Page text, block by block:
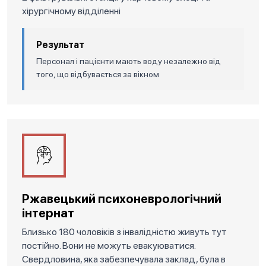
хірургічному відділенні
Результат
Персонал і пацієнти мають воду незалежно від
того, що відбувається за вікном
Ржавецький психоневрологічний
інтернат
Близько 180 чоловіків з інвалідністю живуть тут
постійно. Вони не можуть евакуюватися.
Свердловина, яка забезпечувала заклад, була в